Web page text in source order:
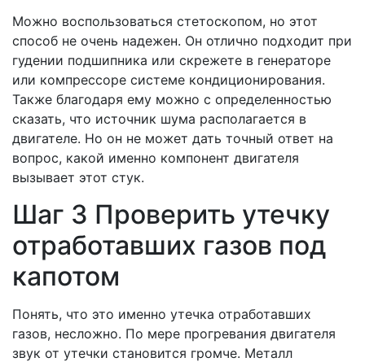
Можно воспользоваться стетоскопом, но этот
способ не очень надежен. Он отлично подходит при
гудении подшипника или скрежете в генераторе
или компрессоре системе кондиционирования.
Также благодаря ему можно с определенностью
сказать, что источник шума располагается в
двигателе. Но он не может дать точный ответ на
вопрос, какой именно компонент двигателя
вызывает этот стук.
Шаг 3 Проверить утечку
отработавших газов под
капотом
Понять, что это именно утечка отработавших
газов, несложно. По мере прогревания двигателя
звук от утечки становится громче. Металл